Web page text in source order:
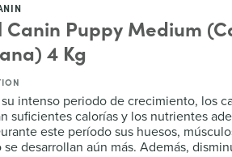
Canin Puppy Medium
4 Kg
intenso periodo de crecimiento, los
suficientes calorías y los nutrientes
este período sus huesos,
se desarrollan aún más. Además,